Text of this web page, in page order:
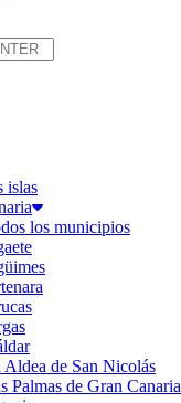
islas
los municipios
Aldea de San Nicolás
Palmas de Gran Canaria